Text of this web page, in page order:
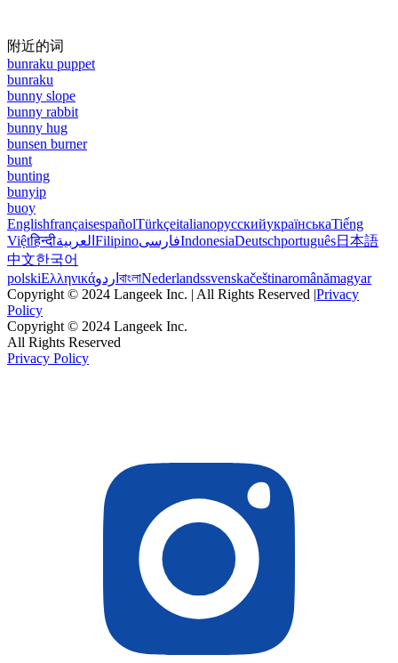
附近的词
bunraku puppet
bunraku
bunny slope
bunny rabbit
bunny hug
bunsen burner
bunt
bunting
bunyip
buoy
EnglishfrançaisespañolTürkçeitalianoрусскийукраїнськаTiếng
Việtहिन्दीالعربية FilipinoفارسیIndonesiaDeutschportuguês日本語
中文한국어
polskiΕλληνικάاردو বাংলাNederlandssvenskačeštinaromânămagyar
Copyright © 2024 Langeek Inc. | All Rights Reserved |Privacy
Policy
Copyright © 2024 Langeek Inc.
All Rights Reserved
Privacy Policy